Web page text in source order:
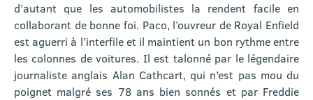
d’autant que les automobilistes la rendent facile en
collaborant de bonne foi. Paco, l’ouvreur de Royal Enfield
est aguerri à l’interfile et il maintient un bon rythme entre
les colonnes de voitures. Il est talonné par le légendaire
journaliste anglais Alan Cathcart, qui n’est pas mou du
poignet malgré ses 78 ans bien sonnés et par Freddie